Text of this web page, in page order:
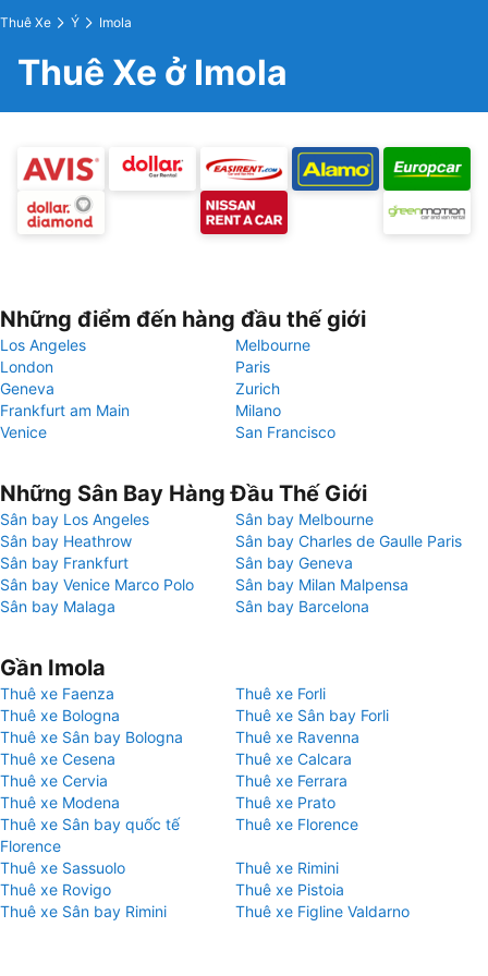
Thuê Xe Ý Imola
Thuê Xe ở Imola
Những điểm đến hàng đầu thế giới
Los Angeles
Melbourne
London
Paris
Geneva
Zurich
Frankfurt am Main
Milano
Venice
San Francisco
Những Sân Bay Hàng Đầu Thế Giới
Sân bay Los Angeles
Sân bay Melbourne
Sân bay Heathrow
Sân bay Charles de Gaulle Paris
Sân bay Frankfurt
Sân bay Geneva
Sân bay Venice Marco Polo
Sân bay Milan Malpensa
Sân bay Malaga
Sân bay Barcelona
Gần Imola
Thuê xe Faenza
Thuê xe Forli
Thuê xe Bologna
Thuê xe Sân bay Forli
Thuê xe Sân bay Bologna
Thuê xe Ravenna
Thuê xe Cesena
Thuê xe Calcara
Thuê xe Cervia
Thuê xe Ferrara
Thuê xe Modena
Thuê xe Prato
Thuê xe Sân bay quốc tế
Florence
Thuê xe Florence
Thuê xe Sassuolo
Thuê xe Rimini
Thuê xe Rovigo
Thuê xe Pistoia
Thuê xe Sân bay Rimini
Thuê xe Figline Valdarno